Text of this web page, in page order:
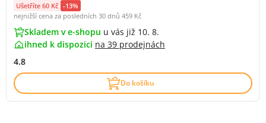
Ušetříte 60 Kč -13%
nejnižší cena za posledních 30 dnů 459 Kč
Skladem v e-shopu u vás již 10. 8.
ihned k dispozici na 39 prodejnách
4.8
Do košíku